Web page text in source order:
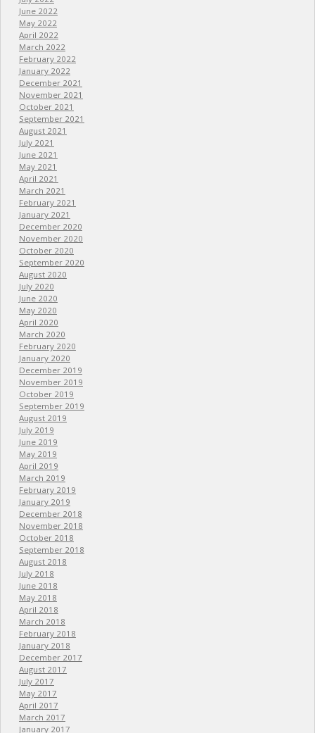
June 2022
May 2022
April 2022
March 2022
February 2022
January 2022
December 2021
November 2021
October 2021
September 2021
August 2021
July 2021
June 2021
May 2021
April 2021
March 2021
February 2021
January 2021
December 2020
November 2020
October 2020
September 2020
August 2020
July 2020
June 2020
May 2020
April 2020
March 2020
February 2020
January 2020
December 2019
November 2019
October 2019
September 2019
August 2019
July 2019
June 2019
May 2019
April 2019
March 2019
February 2019
January 2019
December 2018
November 2018
October 2018
September 2018
August 2018
July 2018
June 2018
May 2018
April 2018
March 2018
February 2018
January 2018
December 2017
August 2017
July 2017
May 2017
April 2017
March 2017
January 2017